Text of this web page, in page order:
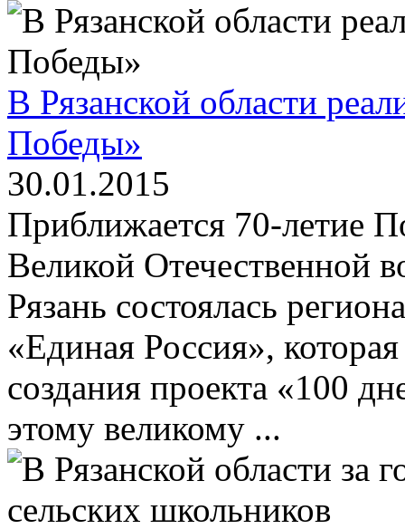
В Рязанской области
Победы»
30.01.2015
Приближается 70-летие
Великой Отечественной
Рязань состоялась
«Единая Россия»,
создания проекта «100
этому великому ...